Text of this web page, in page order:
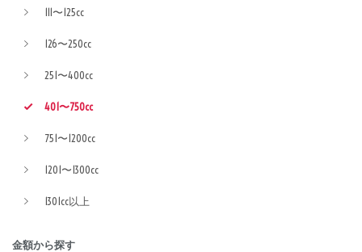
111〜125cc
126〜250cc
251〜400cc
401〜750cc
751〜1200cc
1201〜1300cc
1301cc以上
金額から探す